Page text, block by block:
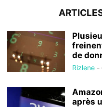
de
Rizlene -
après